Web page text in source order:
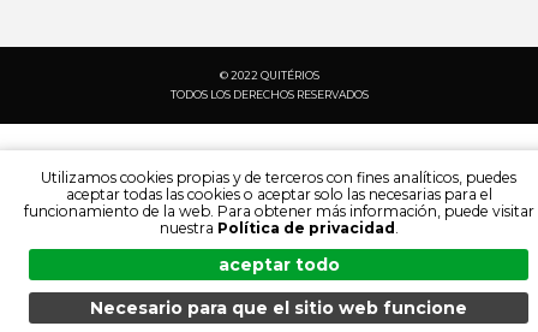
© 2022 QUITÉRIOS
TODOS LOS DERECHOS RESERVADOS
MENÚ BÚSQUEDA PRODUCTOS ES
Utilizamos cookies propias y de terceros con fines analíticos, puedes
aceptar todas las cookies o aceptar solo las necesarias para el
funcionamiento de la web. Para obtener más información, puede visitar
nuestra Política de privacidad .
aceptar todo
Necesario para que el sitio web funcione